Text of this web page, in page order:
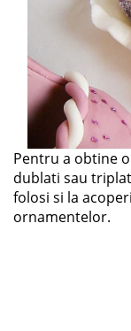
Pentru a obtine
dublati sau
folosi si la
ornamentelor.